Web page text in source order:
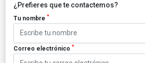
¿Prefieres que te contactemos?
Tu nombre *
Correo electrónico *